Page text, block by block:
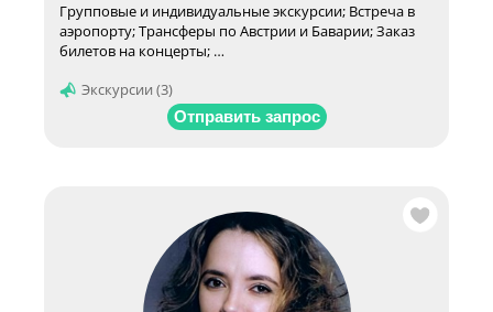
Групповые и индивидуальные экскурсии; Встреча в
аэропорту; Трансферы по Австрии и Баварии; Заказ
билетов на концерты; …
Экскурсии (3)
Отправить запрос